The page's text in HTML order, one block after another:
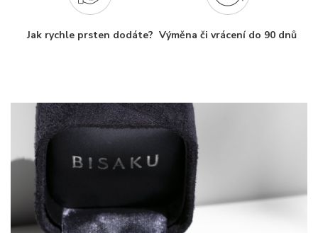
Jak rychle prsten dodáte? Výměna či vrácení do 90 dnů